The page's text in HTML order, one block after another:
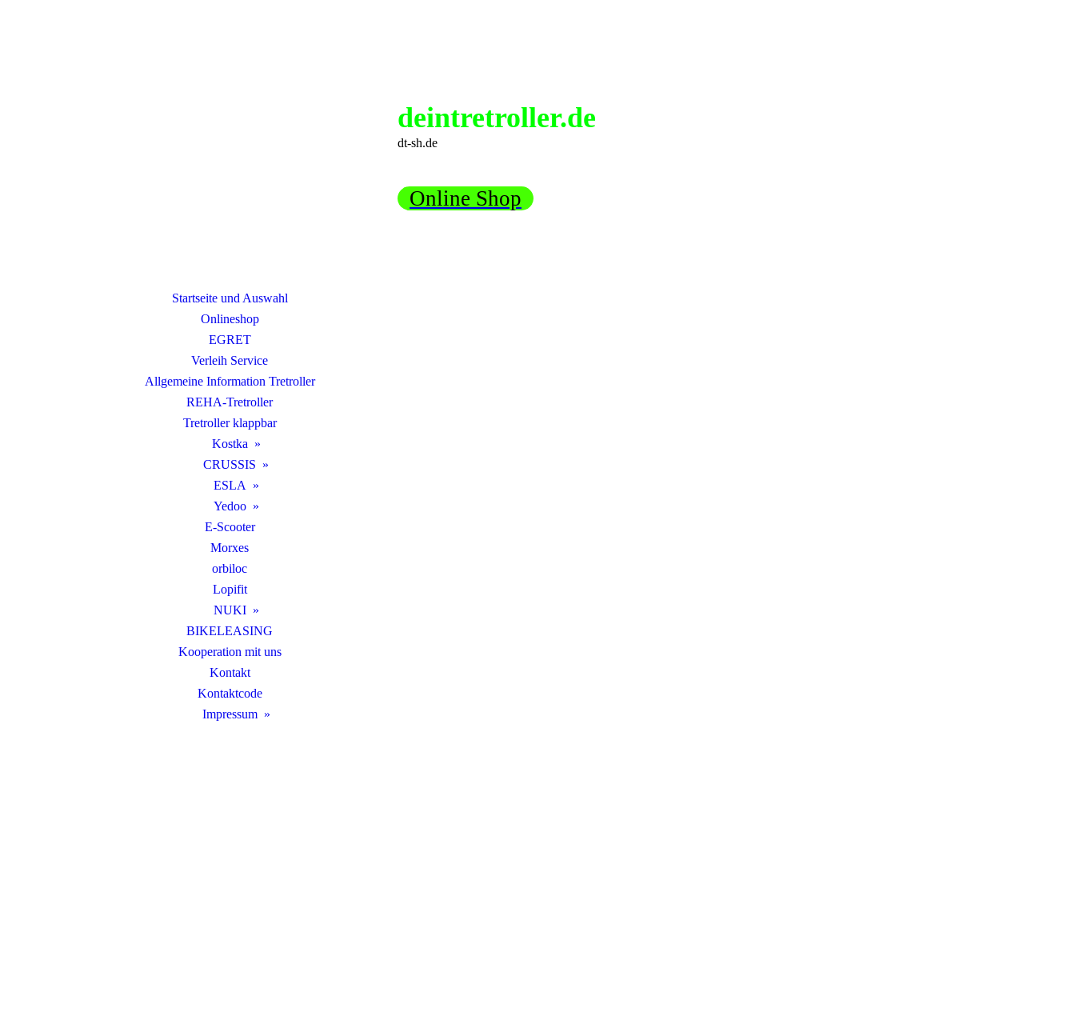
Startseite und Auswahl
Onlineshop
EGRET
Verleih Service
Allgemeine Information Tretroller
REHA-Tretroller
Tretroller klappbar
Kostka
CRUSSIS
ESLA
Yedoo
E-Scooter
Morxes
orbiloc
Lopifit
NUKI
BIKELEASING
Kooperation mit uns
Kontakt
Kontaktcode
Impressum
deintretroller.de
dt-sh.de
Online Shop